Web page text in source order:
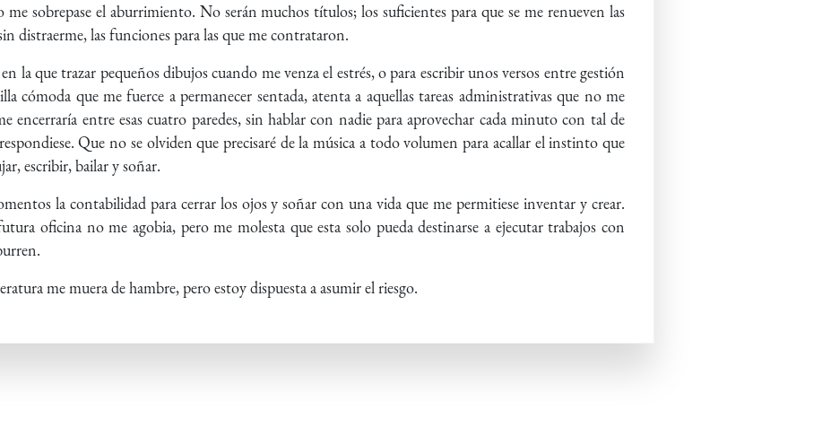
me sobrepase el aburrimiento. No serán muchos títulos; los suficientes para que se me renueven las
distraerme, las funciones para las que me contrataron.
la que trazar pequeños dibujos cuando me venza el estrés, o para escribir unos versos entre gestión
cómoda que me fuerce a permanecer sentada, atenta a aquellas tareas administrativas que no me
encerraría entre esas cuatro paredes, sin hablar con nadie para aprovechar cada minuto con tal de
Que no se olviden que precisaré de la música a todo volumen para acallar el instinto que
escribir, bailar y soñar.
la contabilidad para cerrar los ojos y soñar con una vida que me permitiese inventar y crear.
oficina no me agobia, pero me molesta que esta solo pueda destinarse a ejecutar trabajos con
me muera de hambre, pero estoy dispuesta a asumir el riesgo.